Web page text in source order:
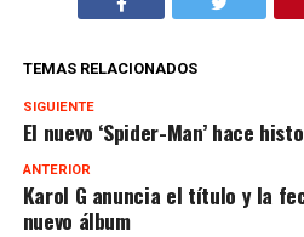
TEMAS RELACIONADOS
SIGUIENTE
El nuevo ‘Spider-Man’ hace
ANTERIOR
Karol G anuncia el título y la
nuevo álbum